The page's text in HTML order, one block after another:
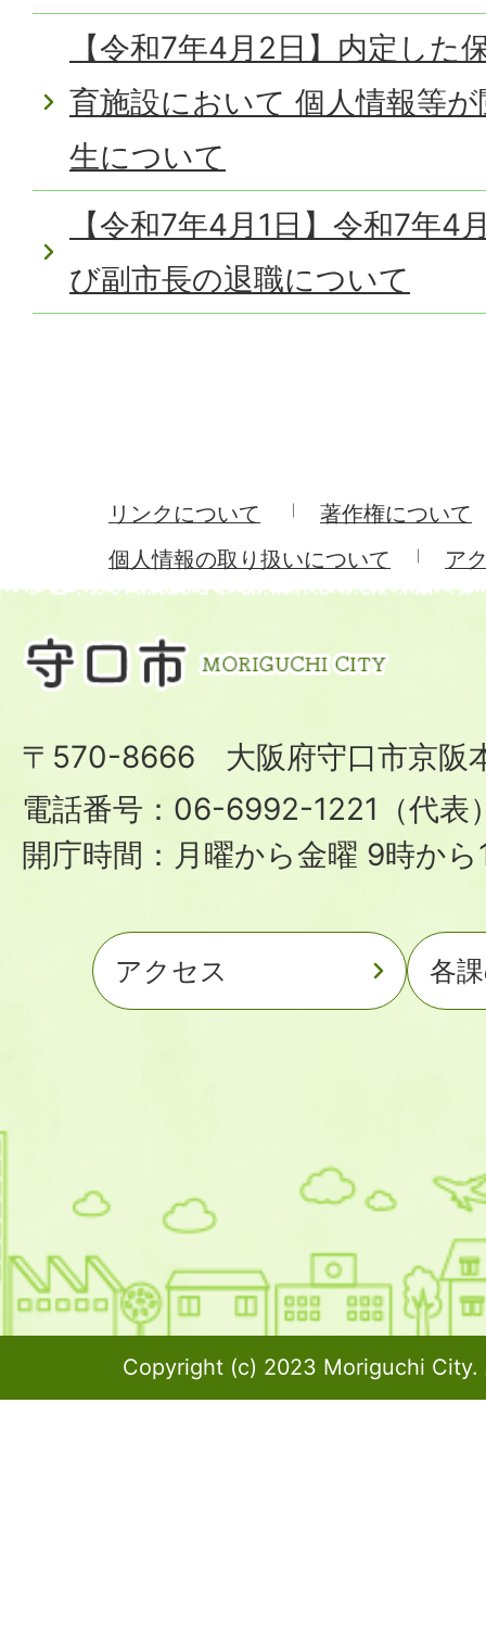
【令和7年4月2日】内定した
育施設において 個人情報等
生について
【令和7年4月1日】令和7年4
び副市長の退職について
リンクについて
著作権について
個人情報の取り扱いについて
ア
〒570-8666 大阪府守口市京阪
電話番号：06-6992-1221（代表
開庁時間：月曜から金曜 9時か
アクセス 各
Copyright (c) 2023 Moriguchi City.